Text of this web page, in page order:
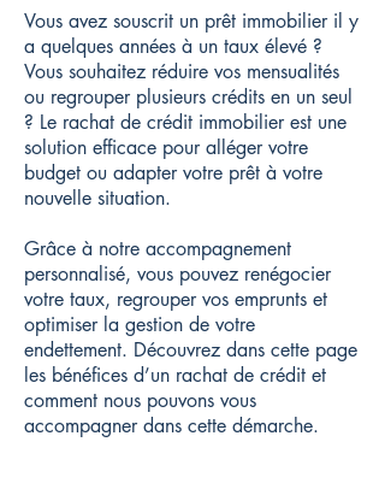
Vous avez souscrit un prêt immobilier il y
a quelques années à un taux élevé ?
Vous souhaitez réduire vos mensualités
ou regrouper plusieurs crédits en un seul
? Le rachat de crédit immobilier est une
solution efficace pour alléger votre
budget ou adapter votre prêt à votre
nouvelle situation.
Grâce à notre accompagnement
personnalisé, vous pouvez renégocier
votre taux, regrouper vos emprunts et
optimiser la gestion de votre
endettement. Découvrez dans cette page
les bénéfices d’un rachat de crédit et
comment nous pouvons vous
accompagner dans cette démarche.